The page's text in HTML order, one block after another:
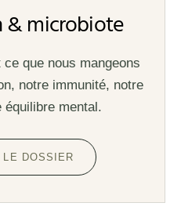
microbiote
que nous mangeons
notre immunité, notre
équilibre mental.
LE DOSSIER